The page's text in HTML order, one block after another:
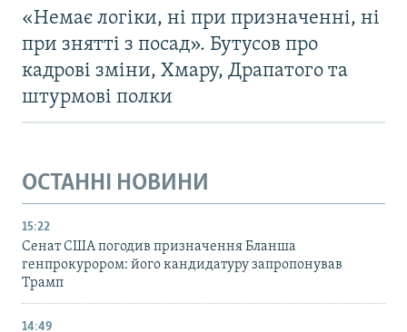
«Немає логіки, ні при призначенні, ні
при знятті з посад». Бутусов про
кадрові зміни, Хмару, Драпатого та
штурмові полки
ОСТАННІ НОВИНИ
15:22
Сенат США погодив призначення Бланша
генпрокурором: його кандидатуру запропонував
Трамп
14:49